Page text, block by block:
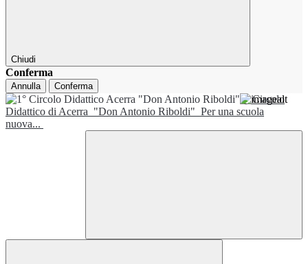
Chiudi
Conferma
Annulla Conferma
1° Circolo
Didattico di Acerra "Don Antonio Riboldi" Per una scuola
nuova...